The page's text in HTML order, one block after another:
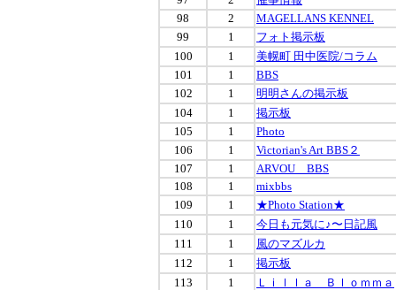
98
2
MAGELLANS KENNEL
99
1
フォト掲示板
100
1
美幌町 田中医院/コラム
101
1
BBS
102
1
明明さんの掲示板
104
1
掲示板
105
1
Photo
106
1
Victorian's Art BBS２
107
1
ARVOU BBS
108
1
mixbbs
109
1
★Photo Station★
110
1
今日も元気に♪〜日記風
111
1
風のマズルカ
112
1
掲示板
113
1
Ｌｉｌｌａ Ｂｌｏｍｍａ